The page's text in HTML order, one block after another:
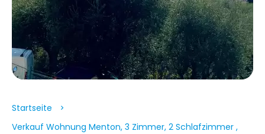
Startseite
Verkauf Wohnung Menton, 3 Zimmer, 2 Schlafzimmer ,